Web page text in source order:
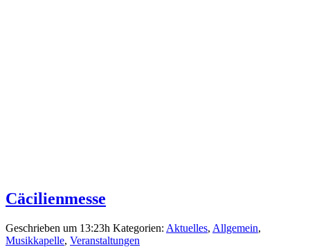
Cäcilienmesse
Geschrieben um 13:23h Kategorien: Aktuelles, Allgemein,
Musikkapelle, Veranstaltungen